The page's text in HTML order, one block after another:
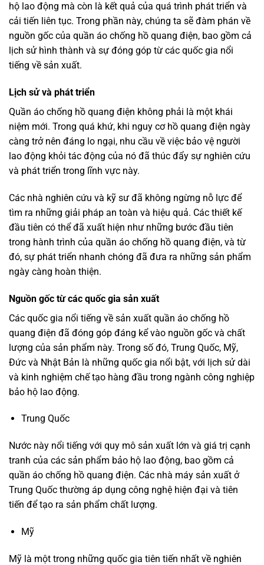
hộ lao động mà còn là kết quả của quá trình phát triển và
cải tiến liên tục. Trong phần này, chúng ta sẽ đàm phán về
nguồn gốc của quần áo chống hồ quang điện, bao gồm cả
lịch sử hình thành và sự đóng góp từ các quốc gia nổi
tiếng về sản xuất.
Lịch sử và phát triển
Quần áo chống hồ quang điện không phải là một khái
niệm mới. Trong quá khứ, khi nguy cơ hồ quang điện ngày
càng trở nên đáng lo ngại, nhu cầu về việc bảo vệ người
lao động khỏi tác động của nó đã thúc đẩy sự nghiên cứu
và phát triển trong lĩnh vực này.
Các nhà nghiên cứu và kỹ sư đã không ngừng nỗ lực để
tìm ra những giải pháp an toàn và hiệu quả. Các thiết kế
đầu tiên có thể đã xuất hiện như những bước đầu tiên
trong hành trình của quần áo chống hồ quang điện, và từ
đó, sự phát triển nhanh chóng đã đưa ra những sản phẩm
ngày càng hoàn thiện.
Nguồn gốc từ các quốc gia sản xuất
Các quốc gia nổi tiếng về sản xuất quần áo chống hồ
quang điện đã đóng góp đáng kể vào nguồn gốc và chất
lượng của sản phẩm này. Trong số đó, Trung Quốc, Mỹ,
Đức và Nhật Bản là những quốc gia nổi bật, với lịch sử dài
và kinh nghiệm chế tạo hàng đầu trong ngành công nghiệp
bảo hộ lao động.
Trung Quốc
Nước này nổi tiếng với quy mô sản xuất lớn và giá trị cạnh
tranh của các sản phẩm bảo hộ lao động, bao gồm cả
quần áo chống hồ quang điện. Các nhà máy sản xuất ở
Trung Quốc thường áp dụng công nghệ hiện đại và tiên
tiến để tạo ra sản phẩm chất lượng.
Mỹ
Mỹ là một trong những quốc gia tiên tiến nhất về nghiên